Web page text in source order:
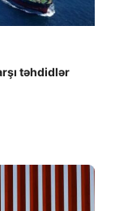
təhdidlər